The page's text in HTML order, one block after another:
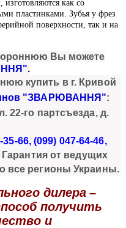
как со
пластинками. Зубья у фрез
поверхности, так и на
Вы можете
.
купить в г. Кривой
"ЗВАРЮВАННЯ":
22-го партсъезда, д.
66, (099) 047-64-46,
от ведущих
все регионы Украины.
дилера –
получить
и